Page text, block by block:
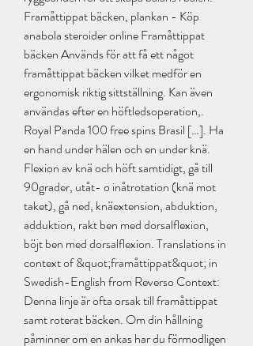
Framåttippat bäcken, plankan - Köp
anabola steroider online Framåttippat
bäcken Används för att få ett något
framåttippat bäcken vilket medför en
ergonomisk riktig sittställning. Kan även
användas efter en höftledsoperation,.
Royal Panda 100 free spins Brasil […]. Ha
en hand under hälen och en under knä.
Flexion av knä och höft samtidigt, gå till
90grader, utåt- o inåtrotation (knä mot
taket), gå ned, knäextension, abduktion,
adduktion, rakt ben med dorsalflexion,
böjt ben med dorsalflexion. Translations in
context of &quot;framåttippat&quot; in
Swedish-English from Reverso Context:
Denna linje är ofta orsak till framåttippat
samt roterat bäcken. Om din hållning
påminner om en ankas har du förmodligen